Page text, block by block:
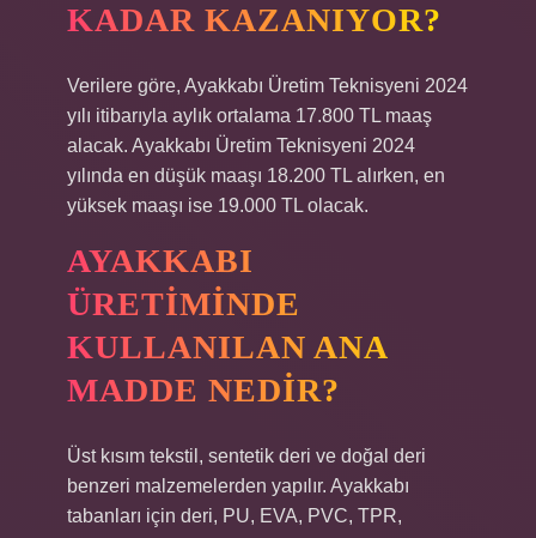
KADAR KAZANIYOR?
Verilere göre, Ayakkabı Üretim Teknisyeni 2024
yılı itibarıyla aylık ortalama 17.800 TL maaş
alacak. Ayakkabı Üretim Teknisyeni 2024
yılında en düşük maaşı 18.200 TL alırken, en
yüksek maaşı ise 19.000 TL olacak.
AYAKKABI
ÜRETIMINDE
KULLANILAN ANA
MADDE NEDIR?
Üst kısım tekstil, sentetik deri ve doğal deri
benzeri malzemelerden yapılır. Ayakkabı
tabanları için deri, PU, ​​​​EVA, PVC, TPR,